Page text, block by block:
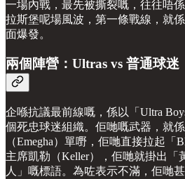
一場內戰，最先被撕裂嘅，往往唔
拉斯堡呢場風波，第一條戰線，就
面爆發。
兩個陣營：Ultras vs 普通球迷
企喺抗議最前線嘅，係以「Ultra
個死忠球迷組織。佢哋嘅武器，就
（Emegha）單嘢，佢哋直接拉起「
主席凱勒（Keller），佢哋就掛出「
人」嘅標語。為咗表示不滿，佢哋